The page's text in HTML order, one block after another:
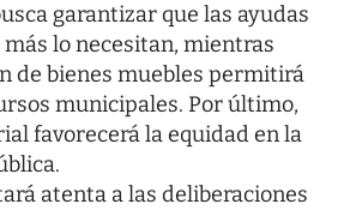
garantizar que las ayudas
lo necesitan, mientras
de bienes muebles permitirá
municipales. Por último,
favorecerá la equidad en la
atenta a las deliberaciones